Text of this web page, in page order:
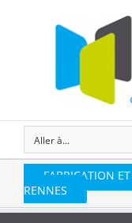
Aller à...
FABRICATION
RENNES